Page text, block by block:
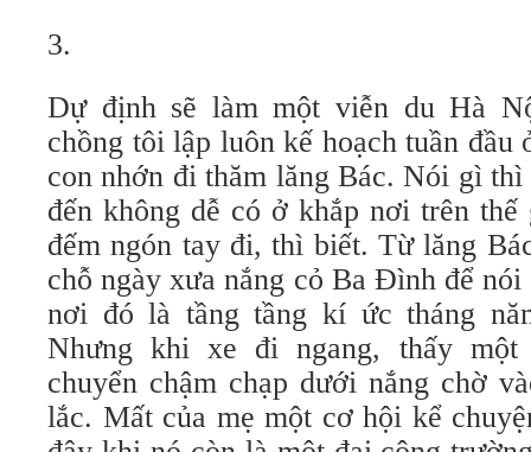
3.
Dự định sẽ làm một viễn du Hà
chồng tôi lập luôn kế hoạch tuần đầu
con nhớn đi thăm lăng Bác. Nói gì
đến không dễ có ở khắp nơi trên
đếm ngón tay đi, thì biết. Từ lăng
chỗ ngày xưa nắng cỏ Ba Đình để
nơi đó là tầng tầng kí ức tháng
Nhưng khi xe đi ngang, thấy một
chuyển chậm chạp dưới nắng chờ
lắc. Mất của mẹ một cơ hội kể